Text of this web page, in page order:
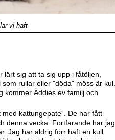
vi haft
sig att ta sig upp i fåtöljen,
rullar eller "döda" möss är kul.
kommer Äddies ev familj och
kattungepate´. De har fått
denna vecka. Fortfarande har jag
Jag har aldrig förr haft en kull